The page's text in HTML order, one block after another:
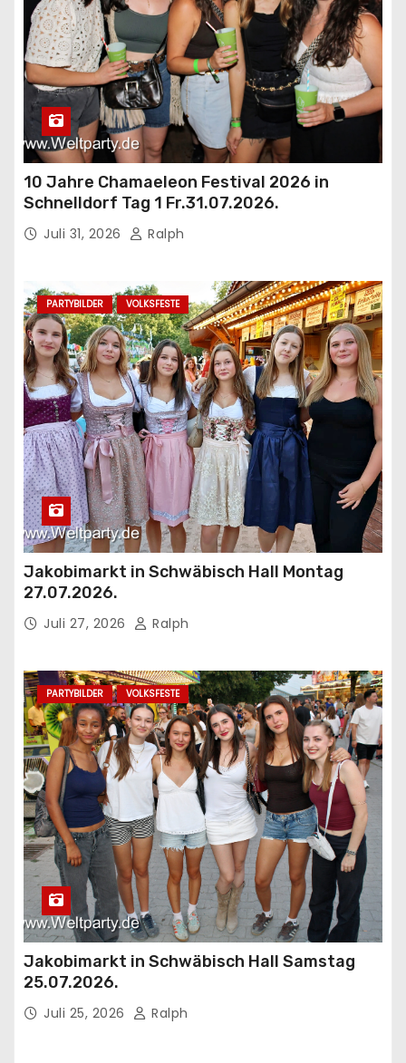
10 Jahre Chamaeleon Festival 2026 in
Schnelldorf Tag 1 Fr.31.07.2026.
Juli 31, 2026 Ralph
PARTYBILDER VOLKSFESTE
Jakobimarkt in Schwäbisch Hall Montag
27.07.2026.
Juli 27, 2026 Ralph
PARTYBILDER VOLKSFESTE
Jakobimarkt in Schwäbisch Hall Samstag
25.07.2026.
Juli 25, 2026 Ralph